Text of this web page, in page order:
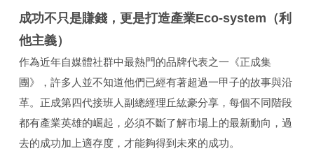
成功不只是賺錢，更是打造產業Eco-system（利
他主義）
作為近年自媒體社群中最熱門的品牌代表之一《正成集
團》，許多人並不知道他們已經有著超過一甲子的故事與沿
革。正成第四代接班人副總經理丘紘豪分享，每個不同階段
都有產業英雄的崛起，必須不斷了解市場上的最新動向，過
去的成功加上適存度，才能夠得到未來的成功。